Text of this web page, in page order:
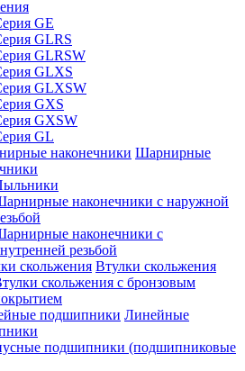
GE
GLRS
GLRSW
GLXS
GLXSW
GXS
GXSW
GL
Шарнирные
наконечники с наружной
наконечники с
резьбой
Втулки скольжения
скольжения с бронзовым
Линейные